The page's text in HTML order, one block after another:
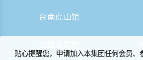
台南虎山馆
贴心提醒您，申请加入本集团任何会员、